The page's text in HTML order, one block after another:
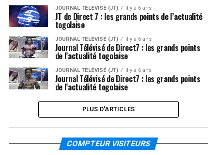
JOURNAL TÉLÉVISÉ (JT) il y a 6 ans
JT de Direct 7 : les grands points de l’actualité
togolaise
JOURNAL TÉLÉVISÉ (JT) il y a 6 ans
Journal Télévisé de Direct7 : les grands points
de l’actualité togolaise
JOURNAL TÉLÉVISÉ (JT) il y a 6 ans
Journal Télévisé de Direct7 : les grands points
de l’actualité togolaise
PLUS D'ARTICLES
COMPTEUR VISITEURS